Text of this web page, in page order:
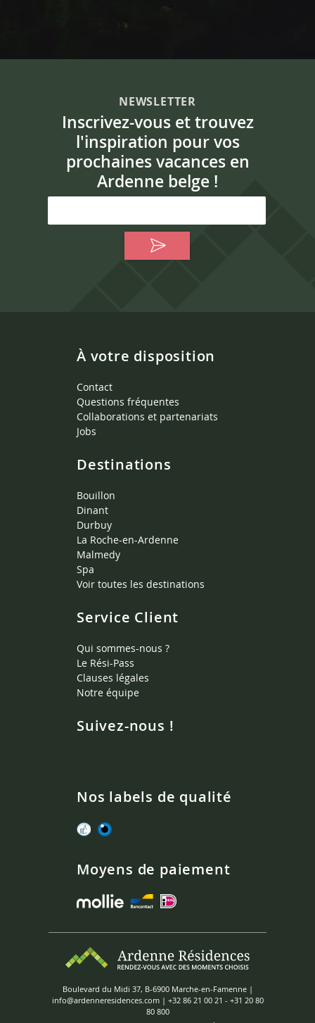
NEWSLETTER
Inscrivez-vous et trouvez
l'inspiration pour vos
prochaines vacances en
Ardenne belge !
À votre disposition
Contact
Questions fréquentes
Collaborations et partenariats
Jobs
Destinations
Bouillon
Dinant
Durbuy
La Roche-en-Ardenne
Malmedy
Spa
Voir toutes les destinations
Service Client
Qui sommes-nous ?
Le Rési-Pass
Clauses légales
Notre équipe
Suivez-nous !
Nos labels de qualité
Moyens de paiement
Boulevard du Midi 37, B-6900 Marche-en-Famenne |
info@ardenneresidences.com| +32 86 21 00 21 - +31 20 80
80 800